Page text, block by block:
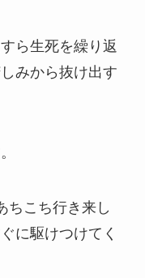
ら生死を繰り返
みから抜け出す
ちこち行き来し
に駆けつけてく